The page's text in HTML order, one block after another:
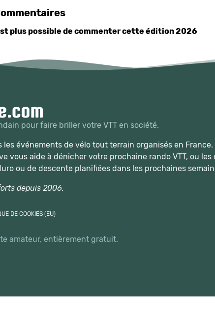
plus possible de commenter cette édition 2026
pour faire briller votre VTT en société.
les événements de vélo tout terrain organisés en France.
vous aide à dénicher votre prochaine rando VTT, ou
ou de descente planifiées dans les prochaines
depuis 2006.
DE COOKIES (EU)
amateur, entièrement gratuit.